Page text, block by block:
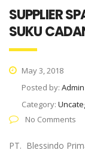
SUPPLIER
SUKU
May 3, 2018
Posted by: Admin
Category:
No Comments
PT. Blessindo